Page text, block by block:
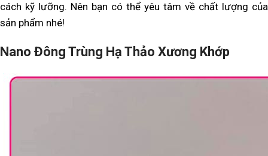
cách kỹ lưỡng. Nên bạn có thể yêu tâm về chất lượng của
sản phẩm nhé!
Nano Đông Trùng Hạ Thảo Xương Khớp